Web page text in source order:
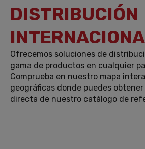
DISTRIBUCIÓN
Ofrecemos soluciones de
gama de productos en cualquier
Comprueba en nuestro mapa
geográficas donde puedes
directa de nuestro catálogo de